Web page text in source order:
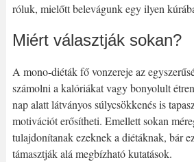
róluk, mielőtt belevágunk egy ilyen
Miért választják sokan?
A mono-diéták fő vonzereje az
számolni a kalóriákat vagy bonyolult
nap alatt látványos súlycsökkenés is
motivációt erősítheti. Emellett sokan
tulajdonítanak ezeknek a diétáknak, bár
támasztják alá megbízható kutatások.